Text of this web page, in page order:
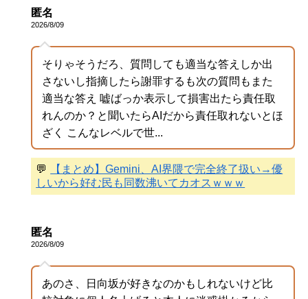
匿名
2026/8/09
そりゃそうだろ、質問しても適当な答えしか出
さないし指摘したら謝罪するも次の質問もまた
適当な答え 嘘ばっか表示して損害出たら責任取
れんのか？と聞いたらAIだから責任取れないとほ
ざく こんなレベルで世...
💬
【まとめ】Gemini、AI界隈で完全終了扱い→優
しいから好む民も同数沸いてカオスｗｗｗ
匿名
2026/8/09
あのさ、日向坂が好きなのかもしれないけど比